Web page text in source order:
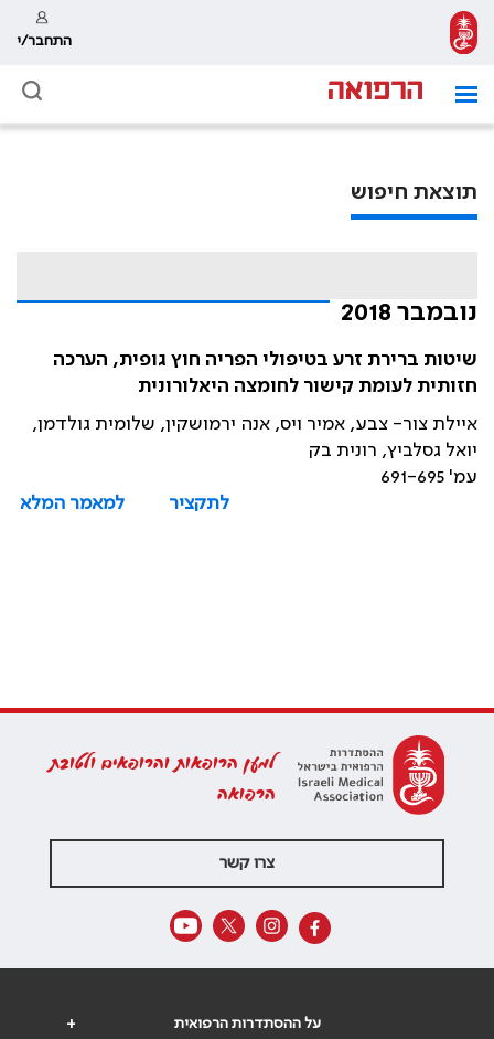
התחבר/י
תוצאת חיפוש
נובמבר 2018
שיטות ברירת זרע בטיפולי הפריה חוץ גופית, הערכה
חזותית לעומת קישור לחומצה היאלורונית
איילת צור- צבע, אמיר ויס, אנה ירמושקין, שלומית גולדמן,
יואל גסלביץ, רונית בק
עמ' 691-695
לתקציר
למאמר המלא
למען הרופאות והרופאים ולטובת
הרפואה
צרו קשר
+ על ההסתדרות הרפואית